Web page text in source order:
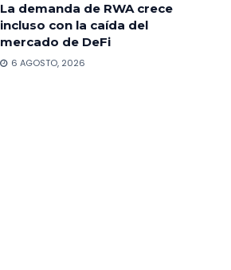
La demanda de RWA crece
incluso con la caída del
mercado de DeFi
6 AGOSTO, 2026